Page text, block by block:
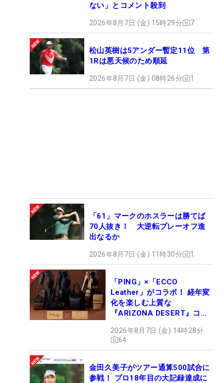
ない」とコメント殺到
2026年8月7日 (金) 15時29分 7
松山英樹は5アンダー暫定11位 第
1Rは悪天候のため順延
2026年8月7日 (金) 08時26分 1
「61」マークのホスラーは勝てば
70人抜き！ 大逆転プレーオフ進
出なるか
2026年8月7日 (金) 11時30分 1
「PING」×「ECCO
Leather」がコラボ！ 経年変
化を楽しむ上質な
『ARIZONA DESERT』コレ
ュー
2026年8月7日 (金) 14時28分
64
金田久美子がツアー通算500試合に
参戦！ プロ18年目の大記録達成に